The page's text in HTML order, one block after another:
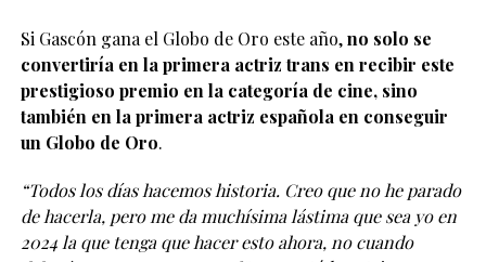
Si Gascón gana el Globo de Oro este año,no solo se
convertiría en la primera actriz trans en recibir este
prestigioso premio en la categoría de cine, sino
también en la primera actriz española en conseguir
un Globo de Oro.
“Todos los días hacemos historia. Creo que no he parado
de hacerla, pero me da muchísima lástima que sea yo en
2024 la que tenga que hacer esto ahora, no cuando